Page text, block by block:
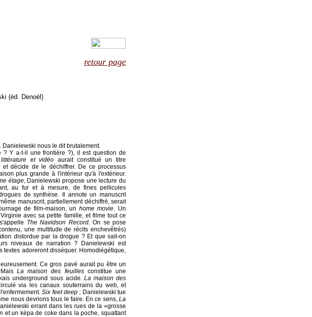
retour page
(éd. Denoël)
Danielewski nous le dit brutalement.
Y a-t-il une frontière ?), il est question de
et vidéo aurait constitué un titre
et décide de le déchiffrer. De ce processus
plus grande à l'intérieur qu'à l'extérieur.
étage, Danielewski propose une lecture du
au fur et à mesure, de fines pellicules
de synthèse. Il annote un manuscrit
manuscrit, partiellement déchiffré, serait
de film-maison, un home movie. Un
avec sa petite famille, et filme tout ce
The Navidson Record. On se pose
une multitude de récits enchevêtrés)
distordue par la drogue ? Et que sait-on
niveaux de narration ? Danielewski est
adoreront disséquer. Homodiégétique,
Ce gros pavé aurait pu être un
La maison des feuillesconstitue une
underground sous acide.La maison des
via les canaux souterrains du web, et
Six feet deep; Danielewski tue
nous devrions tous le faire. En ce sens, La
errant dans les rues de la «grosse
et un képa de coke dans la poche, squattant